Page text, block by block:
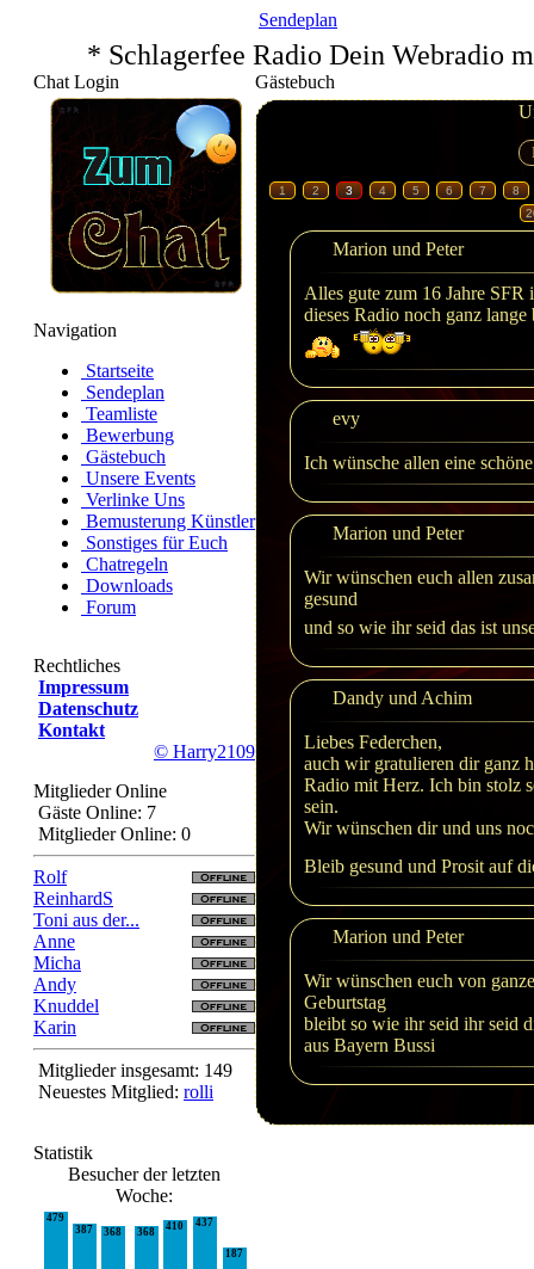
Sendeplan
* Schlagerfee Radio Dein Webradio
Chat Login
Navigation
Startseite
Sendeplan
Teamliste
Bewerbung
Gästebuch
Unsere Events
Verlinke Uns
Bemusterung Künstler
Sonstiges für Euch
Chatregeln
Downloads
Forum
Rechtliches
Impressum
Datenschutz
Kontakt
© Harry2109
Mitglieder Online
Gäste Online: 7
Mitglieder Online: 0
Rolf
ReinhardS
Toni aus der...
Anne
Micha
Andy
Knuddel
Karin
Mitglieder insgesamt: 149
Neuestes Mitglied: rolli
Statistik
Besucher der letzten
Woche:
479
387
368 368
410 437
187
Gästebuch
1 2 3 4 5 6 7
8
Marion und Peter
Alles gute zum 16 Jahre
dieses Radio noch ganz
evy
Ich wünsche allen eine
Marion und Peter
Wir wünschen euch allen
gesund
und so wie ihr seid das ist
Dandy und Achim
Liebes Federchen,
auch wir gratulieren dir ganz
Radio mit Herz. Ich bin stolz
sein.
Wir wünschen dir und uns
Bleib gesund und Prosit auf
Marion und Peter
Wir wünschen euch von
Geburtstag
bleibt so wie ihr seid ihr seid
aus Bayern Bussi